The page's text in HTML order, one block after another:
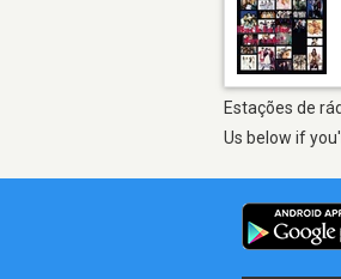
Estações de
Us below if